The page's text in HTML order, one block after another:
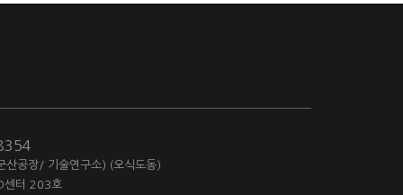
공장/ 기술연구소) (오식도동)
센터 203호